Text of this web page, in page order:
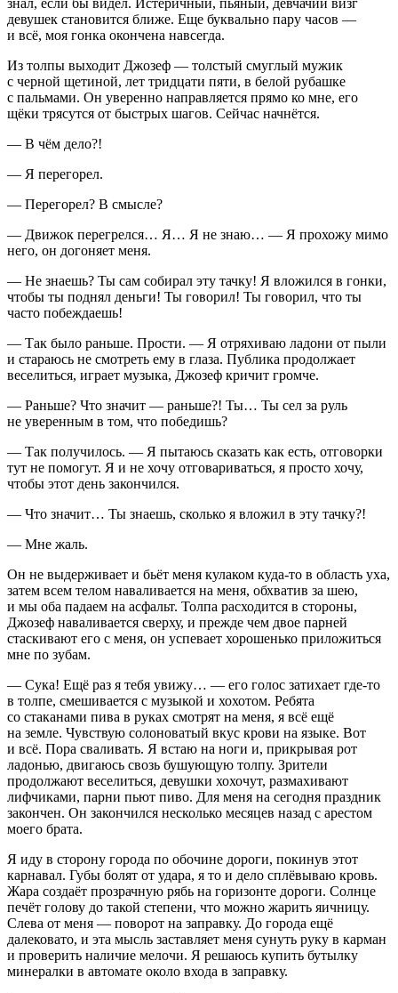
знал, если бы видел. Истеричный, пьяный, девчачий визг
девушек становится ближе. Еще буквально пару часов —
и всё, моя гонка окончена навсегда.
Из толпы выходит Джозеф — толстый смуглый мужик
с черной щетиной, лет тридцати пяти, в белой рубашке
с пальмами. Он уверенно направляется прямо ко мне, его
щёки трясутся от быстрых шагов. Сейчас начнётся.
— В чём дело?!
— Я перегорел.
— Перегорел? В смысле?
— Движок перегрелся… Я… Я не знаю… — Я прохожу мимо
него, он догоняет меня.
— Не знаешь? Ты сам собирал эту тачку! Я вложился в гонки,
чтобы ты поднял деньги! Ты говорил! Ты говорил, что ты
часто побеждаешь!
— Так было раньше. Прости. — Я отряхиваю ладони от пыли
и стараюсь не смотреть ему в глаза. Публика продолжает
веселиться, играет музыка, Джозеф кричит громче.
— Раньше? Что значит — раньше?! Ты… Ты сел за руль
не уверенным в том, что победишь?
— Так получилось. — Я пытаюсь сказать как есть, отговорки
тут не помогут. Я и не хочу отговариваться, я просто хочу,
чтобы этот день закончился.
— Что значит… Ты знаешь, сколько я вложил в эту тачку?!
— Мне жаль.
Он не выдерживает и бьёт меня кулаком куда-то в область уха,
затем всем телом наваливается на меня, обхватив за шею,
и мы оба падаем на асфальт. Толпа расходится в стороны,
Джозеф наваливается сверху, и прежде чем двое парней
стаскивают его с меня, он успевает хорошенько приложиться
мне по зубам.
— Сука! Ещё раз я тебя увижу… — его голос затихает где-то
в толпе, смешивается с музыкой и хохотом. Ребята
со стаканами пива в руках смотрят на меня, я всё ещё
на земле. Чувствую солоноватый вкус крови на языке. Вот
и всё. Пора сваливать. Я встаю на ноги и, прикрывая рот
ладонью, двигаюсь свозь бушующую толпу. Зрители
продолжают веселиться, девушки хохочут, размахивают
лифчиками, парни пьют пиво. Для меня на сегодня праздник
закончен. Он закончился несколько месяцев назад с арестом
моего брата.
Я иду в сторону города по обочине дороги, покинув этот
карнавал. Губы болят от удара, я то и дело сплёвываю кровь.
Жара создаёт прозрачную рябь на горизонте дороги. Солнце
печёт голову до такой степени, что можно жарить яичницу.
Слева от меня — поворот на заправку. До города ещё
далековато, и эта мысль заставляет меня сунуть руку в карман
и проверить наличие мелочи. Я решаюсь купить бутылку
минералки в автомате около входа в заправку.